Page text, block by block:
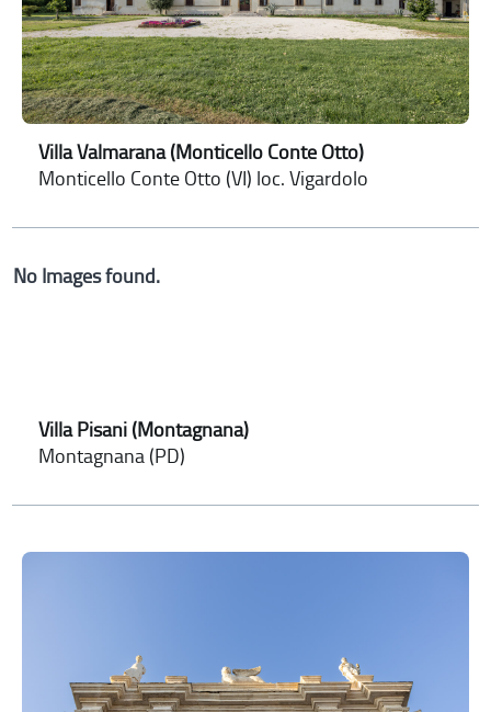
Villa Valmarana (Monticello Conte Otto)
Monticello Conte Otto (VI) loc. Vigardolo
No Images found.
Villa Pisani (Montagnana)
Montagnana (PD)